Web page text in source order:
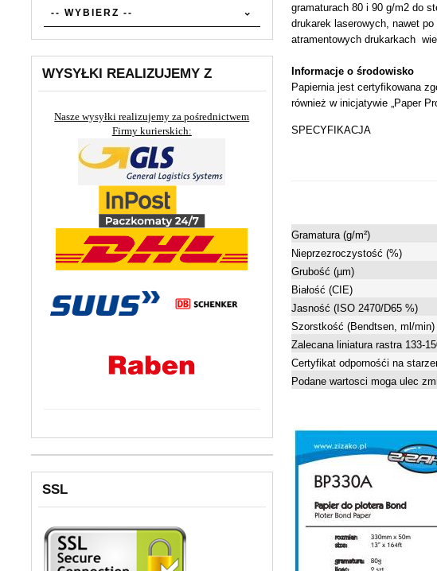
set_producers
-- WYBIERZ --
WYSYŁKI REALIZUJEMY Z
Nasze wysyłki realizujemy za pośrednictwem
Firmy kurierskich:
SSL
gramaturach 80 i 90 g/m2 do
drukarek laserowych, nawet
atramentowych drukarkach
Informacje o środowisko
Papiernia jest certyfikowana
również w inicjatywie „Paper
SPECYFIKACJA
Gramatura (g/m²)
Nieprzezroczystość (%)
Grubość (µm)
Białość (CIE)
Jasność (ISO 2470/D65 %)
Szorstkość (Bendtsen, ml/min)
Zalecana liniatura rastra 133-
Certyfikat odpornośći na
Podane wartosci moga ulec
Szerokość
(mm):
330
Długość
(m):
50
(g/m2):